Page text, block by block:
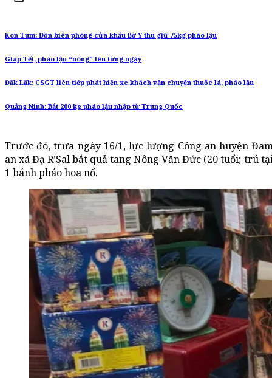
Kon Tum: Đồn biên phòng cửa khẩu Bờ Y thu giữ 75kg pháo lậu
Giáp Tết, pháo lậu “nóng” lên từng ngày
Đắk Lắk: CSGT liên tiếp phát hiện xe khách vận chuyển thuốc lá, pháo lậu
Quảng Ninh: Bắt 200 kg pháo lậu nhập từ Trung Quốc
Trước đó, trưa ngày 16/1, lực lượng Công an huyện
an xã Đạ R’Sal bắt quả tang Nông Văn Đức (20 tuổi; trú
1 bánh pháo hoa nổ.